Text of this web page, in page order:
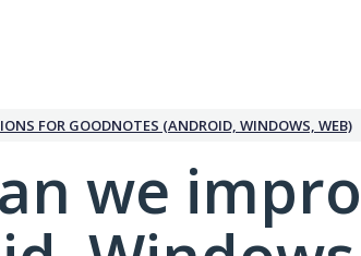
FOR GOODNOTES (ANDROID, WINDOWS, WEB)
we